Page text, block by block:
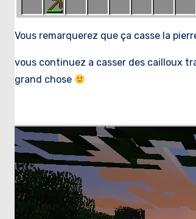
Vous remarquerez que ça casse la
vous continuez a casser des cailloux
grand chose